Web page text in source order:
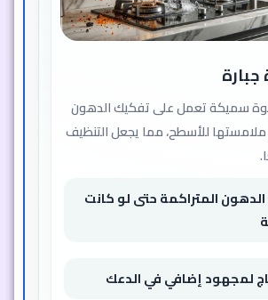
سميكة تعمل على تفكيك الدهون
للأسطح، مما يجعل التنظيف
المتراكمة حتى لو كانت
لمجهود إضافي في الدعك